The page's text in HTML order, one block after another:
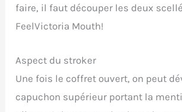
faire, il faut découper les deux
FeelVictoria Mouth!
Aspect du stroker
Une fois le coffret ouvert, on peut
capuchon supérieur portant la